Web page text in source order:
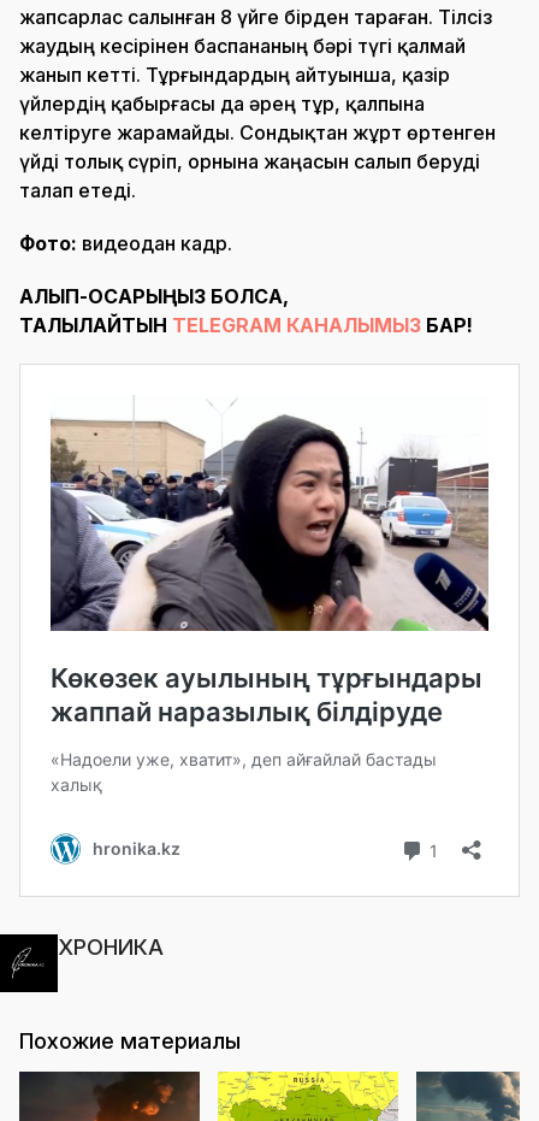
жапсарлас салынған 8 үйге бірден тараған. Тілсіз
жаудың кесірінен баспананың бәрі түгі қалмай
жанып кетті. Тұрғындардың айтуынша, қазір
үйлердің қабырғасы да әрең тұр, қалпына
келтіруге жарамайды. Сондықтан жұрт өртенген
үйді толық сүріп, орнына жаңасын салып беруді
талап етеді.
Фото: видеодан кадр.
АЛЫП-ҚОСАРЫҢЫЗ БОЛСА,
ТАЛҚЫЛАЙТЫН TELEGRAM КАНАЛЫМЫЗ БАР!
ХРОНИКА
Похожие материалы